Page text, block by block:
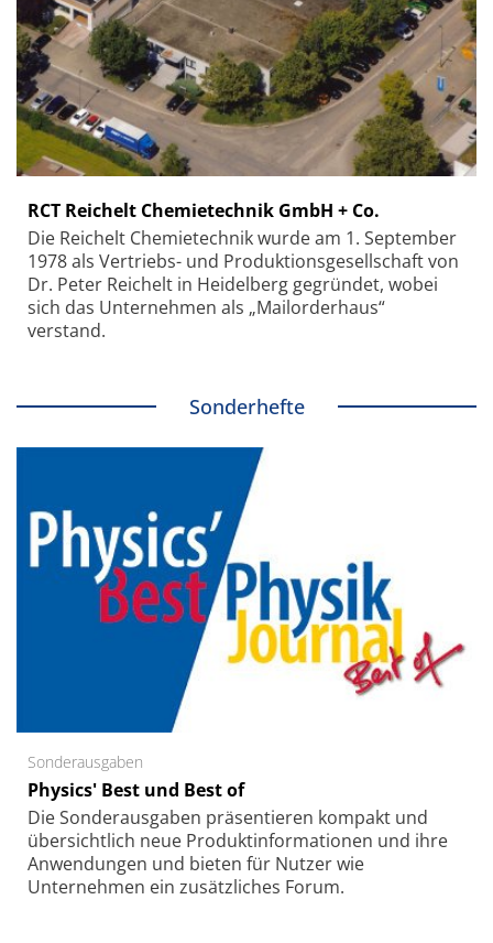
RCT Reichelt Chemietechnik GmbH + Co.
Die Reichelt Chemietechnik wurde am 1. September
1978 als Vertriebs- und Produktionsgesellschaft von
Dr. Peter Reichelt in Heidelberg gegründet, wobei
sich das Unternehmen als „Mailorderhaus“
verstand.
Sonderhefte
Sonderausgaben
Physics' Best und Best of
Die Sonder­ausgaben präsentieren kompakt und
übersichtlich neue Produkt­informationen und ihre
Anwendungen und bieten für Nutzer wie
Unternehmen ein zusätzliches Forum.